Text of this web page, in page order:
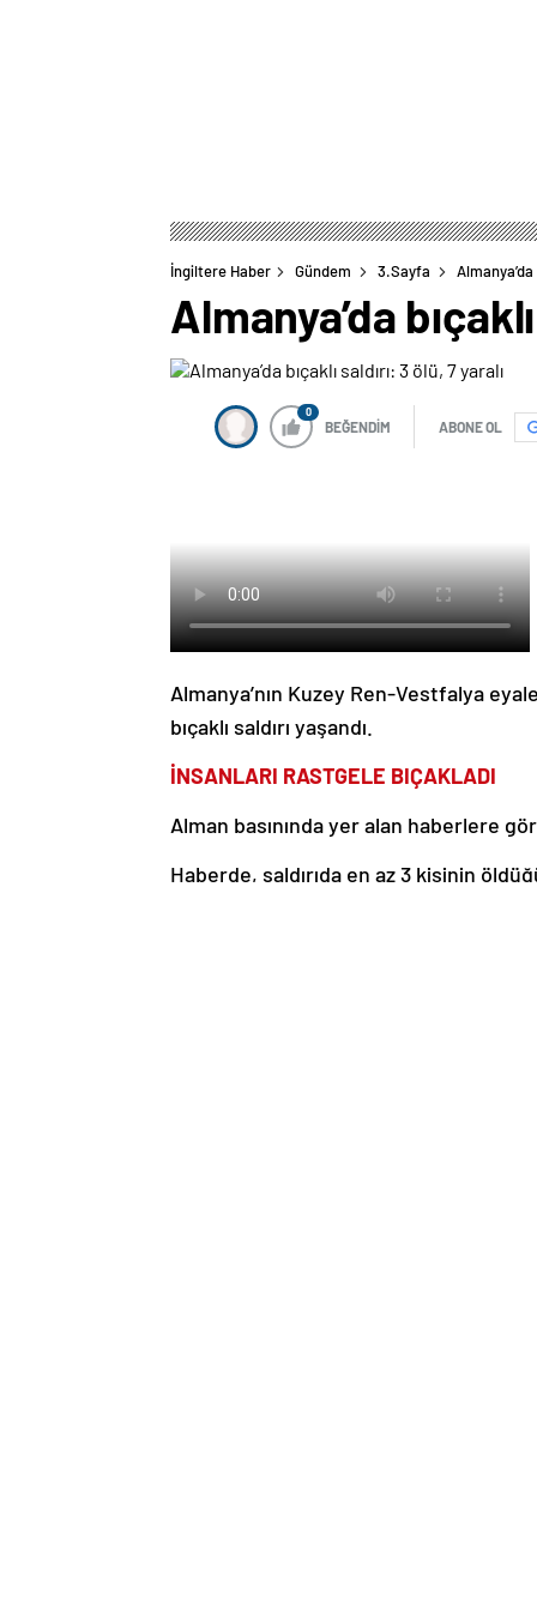
İngiltere Haber Gündem 3.Sayfa Almanya’da
Almanya’da
0
BEĞENDİM ABONE OL
Almanya’nın Kuzey Ren-Vestfalya
bıçaklı saldırı yaşandı.
İNSANLARI RASTGELE BIÇAKLADI
Alman basınında yer alan haberlere
Haberde, saldırıda en az 3 kişinin